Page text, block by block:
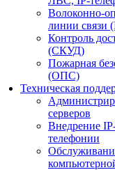
Волоконно-
линии
Контроль
(СКУД)
Пожарная
(ОПС)
Техническая
серверов
Внедрение
телефонии